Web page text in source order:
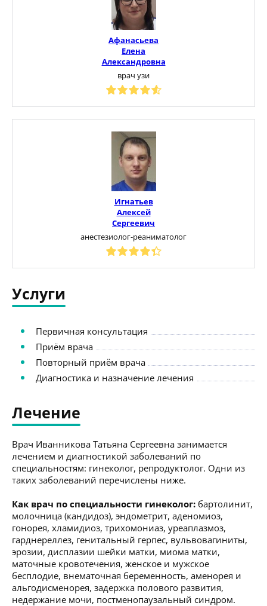
Афанасьева
Елена
Александровна
врач узи
Игнатьев
Алексей
Сергеевич
анестезиолог-реаниматолог
Услуги
Первичная консультация
Приём врача
Повторный приём врача
Диагностика и назначение лечения
Лечение
Врач Иванникова Татьяна Сергеевна занимается
лечением и диагностикой заболеваний по
специальностям: гинеколог, репродуктолог. Одни из
таких заболеваний перечислены ниже.
Как врач по специальности гинеколог: бартолинит,
молочница (кандидоз), эндометрит, аденомиоз,
гонорея, хламидиоз, трихомониаз, уреаплазмоз,
гарднереллез, генитальный герпес, вульвовагиниты,
эрозии, дисплазии шейки матки, миома матки,
маточные кровотечения, женское и мужское
бесплодие, внематочная беременность, аменорея и
альгодисменорея, задержка полового развития,
недержание мочи, постменопаузальный синдром.